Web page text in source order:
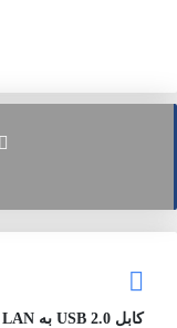
کابل USB 2.0 به LAN تخت یوگرین 50773 CM204 طول 1.5 متر